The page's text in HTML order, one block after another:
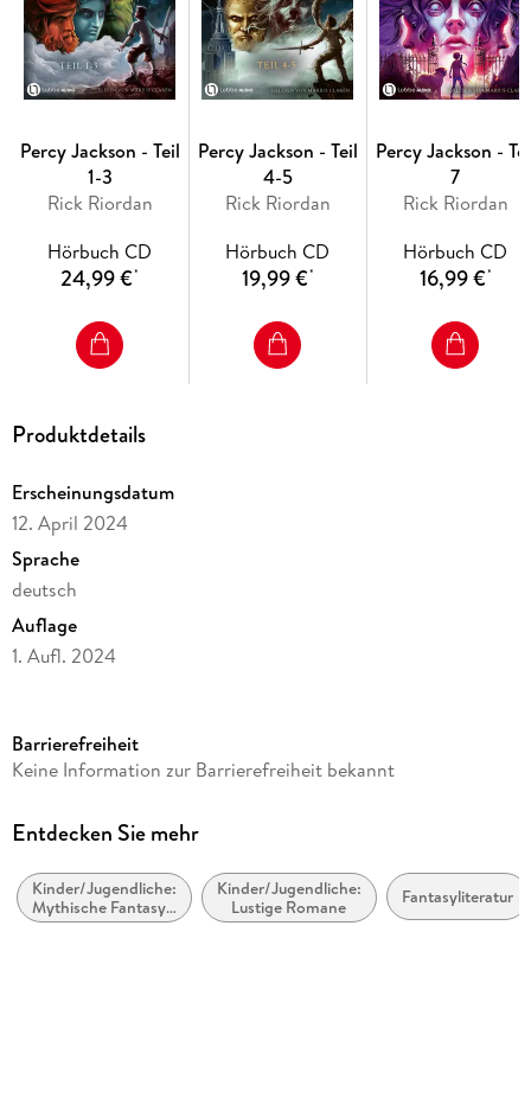
Percy Jackson - Teil
1-3
Rick Riordan
Hörbuch CD
24,99 €*
Percy Jackson - Teil
4-5
Rick Riordan
Hörbuch CD
19,99 €*
Percy Jackson -
7
Rick Riordan
Hörbuch CD
16,99 €*
Produktdetails
Erscheinungsdatum
12. April 2024
Sprache
deutsch
Auflage
1. Aufl. 2024
Laufzeit
Altersempfehlung
Reihe
Helden des Olymp / Percy Jackson, 6
Barrierefreiheit
Keine Information zur Barrierefreiheit bekannt
Entdecken Sie mehr
Kinder/Jugendliche:
Mythische Fantasy /
Mythische Fiktion
Kinder/Jugendliche:
Lustige Romane
Fantasyliteratur